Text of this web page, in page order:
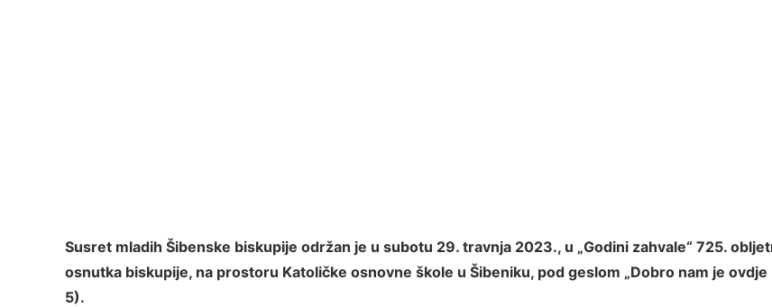
Susret mladih Šibenske biskupije održan je u subotu 29. travnja 2023., u „Godini zahvale“ 725.
osnutka biskupije, na prostoru Katoličke osnovne škole u Šibeniku, pod geslom „Dobro nam je ovdje
5).